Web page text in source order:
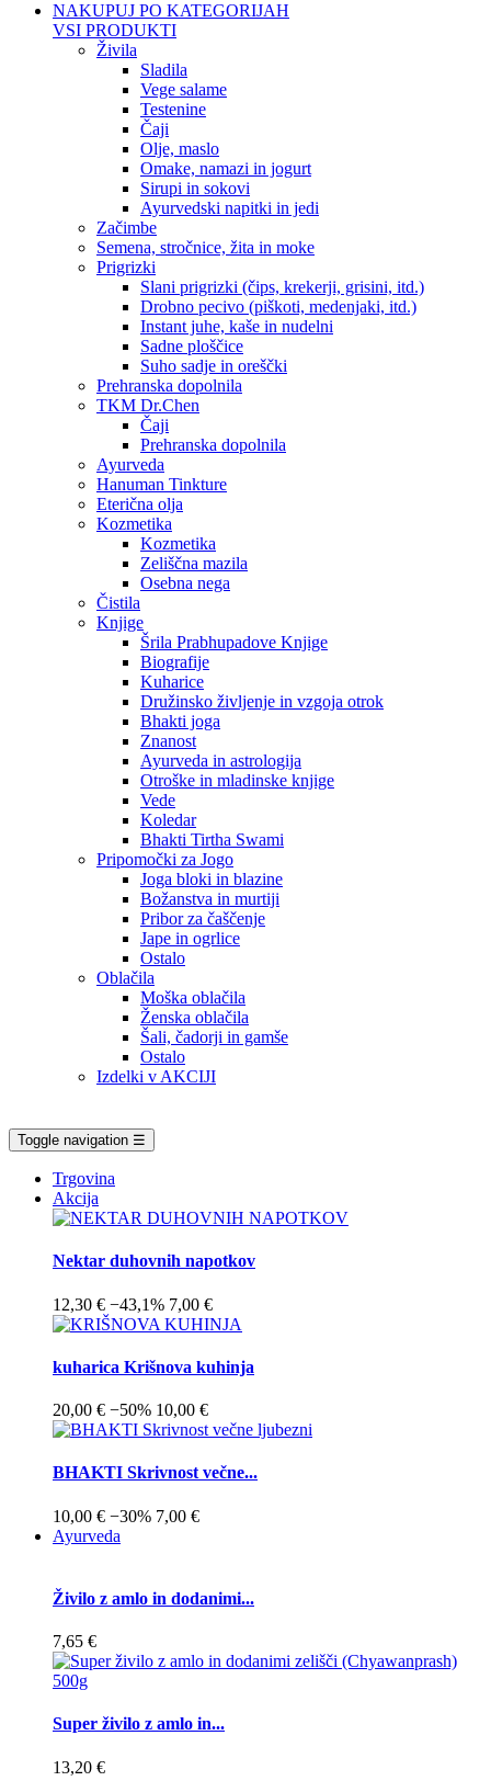
NAKUPUJ PO KATEGORIJAH
VSI PRODUKTI
Živila
Sladila
Vege salame
Testenine
Čaji
Olje, maslo
Omake, namazi in jogurt
Sirupi in sokovi
Ayurvedski napitki in jedi
Začimbe
Semena, stročnice, žita in moke
Prigrizki
Slani prigrizki (čips, krekerji, grisini, itd.)
Drobno pecivo (piškoti, medenjaki, itd.)
Instant juhe, kaše in nudelni
Sadne ploščice
Suho sadje in oreščki
Prehranska dopolnila
TKM Dr.Chen
Čaji
Prehranska dopolnila
Ayurveda
Hanuman Tinkture
Eterična olja
Kozmetika
Kozmetika
Zeliščna mazila
Osebna nega
Čistila
Knjige
Šrila Prabhupadove Knjige
Biografije
Kuharice
Družinsko življenje in vzgoja otrok
Bhakti joga
Znanost
Ayurveda in astrologija
Otroške in mladinske knjige
Vede
Koledar
Bhakti Tirtha Swami
Pripomočki za Jogo
Joga bloki in blazine
Božanstva in murtiji
Pribor za čaščenje
Jape in ogrlice
Ostalo
Oblačila
Moška oblačila
Ženska oblačila
Šali, čadorji in gamše
Ostalo
Izdelki v AKCIJI
Toggle navigation ☰
Trgovina
Akcija
Nektar duhovnih napotkov
12,30 € −43,1% 7,00 €
kuharica Krišnova kuhinja
20,00 € −50% 10,00 €
BHAKTI Skrivnost večne...
10,00 € −30% 7,00 €
Ayurveda
Živilo z amlo in dodanimi...
7,65 €
Super živilo z amlo in...
13,20 €